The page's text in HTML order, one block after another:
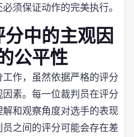
须保证动作的完美执行。
中的主观因
公平性
作，虽然依据严格的评分
素。每一位裁判员在评分
和观察角度对选手的表现
之间的评分可能会存在差